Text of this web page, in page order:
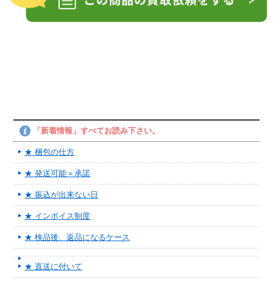
「新着情報」すべてお読み下さい。
★ 梱包の仕方
★ 発送可能＝承諾
★ 振込が出来ない日
★ インボイス制度
★ 検品後、返品になるケース
★ 直送に付いて